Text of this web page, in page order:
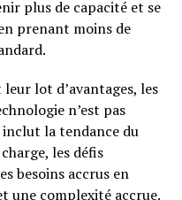
plus de capacité et se
prenant moins de
lot d’avantages, les
n’est pas
inclut la tendance du
les défis
besoins accrus en
une complexité accrue.